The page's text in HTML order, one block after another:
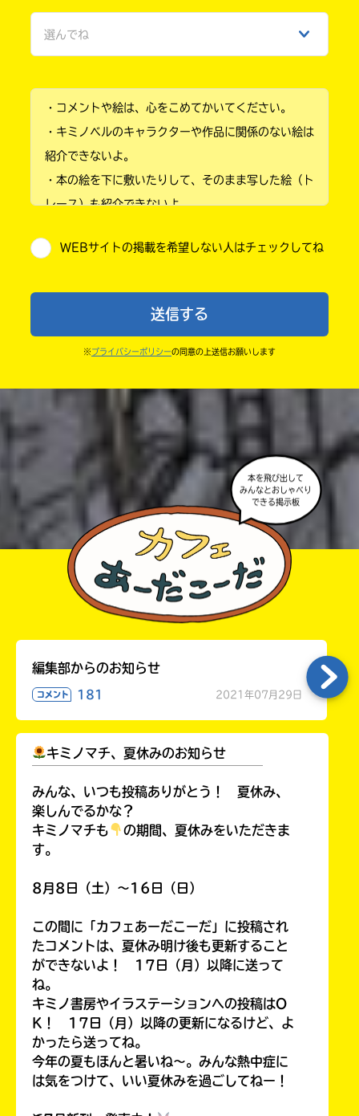
ひみつ
選んでね
小学2年
小学4年
小学6年
中学1年
・コメントや絵は、心をこめてかいてください。
・キミノベルのキャラクターや作品に関係のない絵は
紹介できないよ。
・本の絵を下に敷いたりして、そのまま写した絵（ト
レース）も紹介できないよ。
・送ってからすぐには紹介されないので、待ってて
ならないよう気をつけてね。
・キャンペーン開催中は、投稿した後の画面にバナー
・ポプラ社の宣伝物で紹介させてもらうことがある
・かき終えたら、人を傷つけていたり、個人情報をか
きこんでいたり、字がまちがっていたりしないか、読
みなおしてみてね。
WEBサイトの掲載を希望しない人はチェックしてね
送信する
※ プライバシーポリシーの同意の上送信お願いします
本を飛び出して
みんなとおしゃべり
できる掲示板
編集部からのお知らせ
コメント 181 2021年07月29日
キミノマチ、夏休みのお知らせ
みんな、いつも投稿ありがとう！ 夏休み、
楽しんでるかな？
キミノマチも
の期間、夏休みをいただきま
す。
8月8日（土）～16日（日）
この間に「カフェあーだこーだ」に投稿され
たコメントは、夏休み明け後も更新すること
ができないよ！ 17日（月）以降に送って
ね。
キミノ書房やイラステーションへの投稿はO
K！ 17日（月）以降の更新になるけど、よ
かったら送ってね。
今年の夏もほんと暑いね～。みんな熱中症に
は気をつけて、いい夏休みを過ごしてねー！